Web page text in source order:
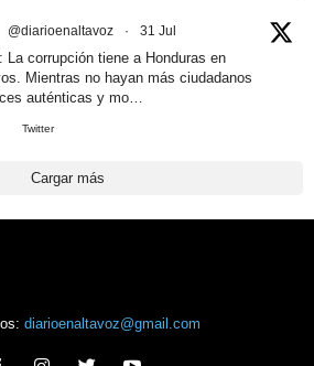
@diarioenaltavoz · 31 Jul
: La corrupción tiene a Honduras en
Mientras no hayan más ciudadanos
auténticas y mo…
Twitter
Cargar más
diarioenaltavoz@gmail.com